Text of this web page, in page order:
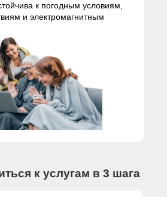
к погодным условиям,
и электромагнитным
к услугам в 3 шага